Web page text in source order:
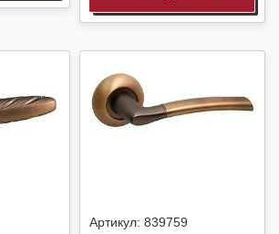
Артикул: 839759